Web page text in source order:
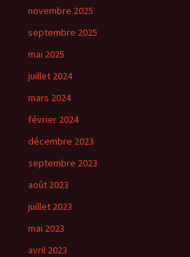
novembre 2025
septembre 2025
mai 2025
juillet 2024
mars 2024
février 2024
décembre 2023
septembre 2023
août 2023
juillet 2023
mai 2023
avril 2023